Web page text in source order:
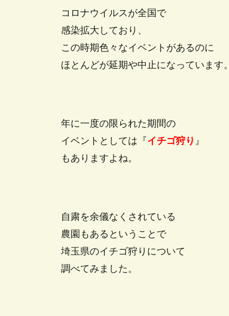
コロナウイルスが全国で
感染拡大しており、
この時期色々なイベントがあるのに
ほとんどが延期や中止になっています。
年に一度の限られた期間の
イベントとしては『 イチゴ狩り 』
もありますよね。
自粛を余儀なくされている
農園もあるということで
埼玉県のイチゴ狩りについて
調べてみました。